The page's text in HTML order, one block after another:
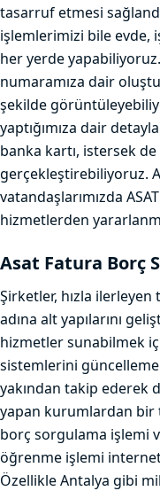
tasarruf etmesi
işlemlerimizi bile
her yerde
numaramıza dair
şekilde
yaptığımıza dair
banka kartı, istersek
gerçekleştirebiliyoruz.
vatandaşlarımızda
hizmetlerden
Asat Fatura Borç
Şirketler, hızla
adına alt yapılarını
hizmetler sunabilmek
sistemlerini
yakından takip ederek
yapan kurumlardan bir
borç sorgulama işlemi
öğrenme işlemi
Özellikle Antalya gibi